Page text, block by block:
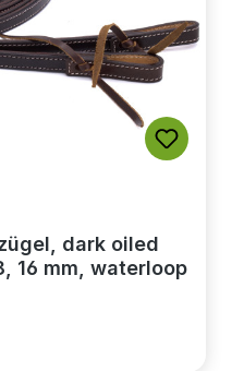
dark oiled
16 mm, waterloop